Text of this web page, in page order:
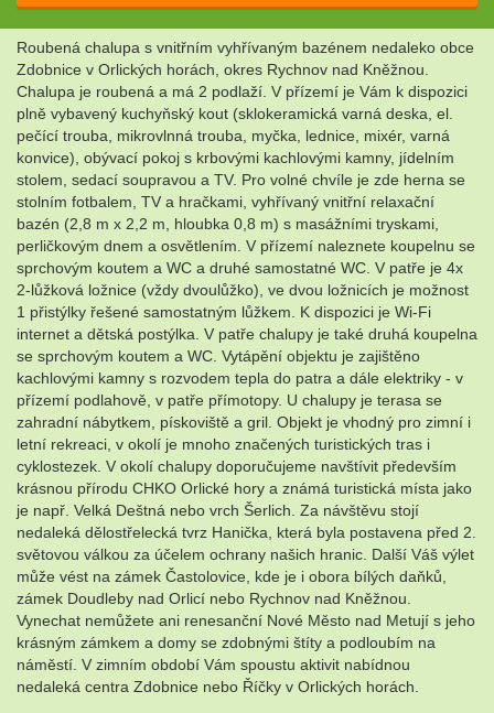
Roubená chalupa s vnitřním vyhřívaným bazénem nedaleko obce
Zdobnice v Orlických horách, okres Rychnov nad Kněžnou.
Chalupa je roubená a má 2 podlaží. V přízemí je Vám k dispozici
plně vybavený kuchyňský kout (sklokeramická varná deska, el.
pečící trouba, mikrovlnná trouba, myčka, lednice, mixér, varná
konvice), obývací pokoj s krbovými kachlovými kamny, jídelním
stolem, sedací soupravou a TV. Pro volné chvíle je zde herna se
stolním fotbalem, TV a hračkami, vyhřívaný vnitřní relaxační
bazén (2,8 m x 2,2 m, hloubka 0,8 m) s masážními tryskami,
perličkovým dnem a osvětlením. V přízemí naleznete koupelnu se
sprchovým koutem a WC a druhé samostatné WC. V patře je 4x
2-lůžková ložnice (vždy dvoulůžko), ve dvou ložnicích je možnost
1 přistýlky řešené samostatným lůžkem. K dispozici je Wi-Fi
internet a dětská postýlka. V patře chalupy je také druhá koupelna
se sprchovým koutem a WC. Vytápění objektu je zajištěno
kachlovými kamny s rozvodem tepla do patra a dále elektriky - v
přízemí podlahově, v patře přímotopy. U chalupy je terasa se
zahradní nábytkem, pískoviště a gril. Objekt je vhodný pro zimní i
letní rekreaci, v okolí je mnoho značených turistických tras i
cyklostezek. V okolí chalupy doporučujeme navštívit především
krásnou přírodu CHKO Orlické hory a známá turistická místa jako
je např. Velká Deštná nebo vrch Šerlich. Za návštěvu stojí
nedaleká dělostřelecká tvrz Hanička, která byla postavena před 2.
světovou válkou za účelem ochrany našich hranic. Další Váš výlet
může vést na zámek Častolovice, kde je i obora bílých daňků,
zámek Doudleby nad Orlicí nebo Rychnov nad Kněžnou.
Vynechat nemůžete ani renesanční Nové Město nad Metují s jeho
krásným zámkem a domy se zdobnými štíty a podloubím na
náměstí. V zimním období Vám spoustu aktivit nabídnou
nedaleká centra Zdobnice nebo Říčky v Orlických horách.